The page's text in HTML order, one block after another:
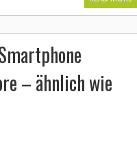
– ähnlich wie